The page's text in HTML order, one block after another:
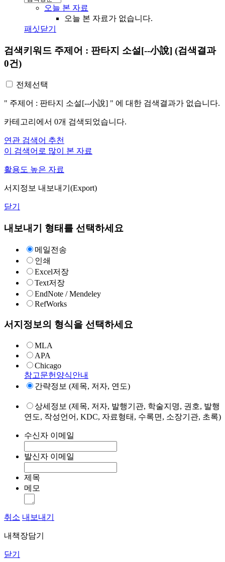
오늘 본 자료
오늘 본 자료가 없습니다.
패싯닫기
검색키워드 주제어 : 판타지 소설[--小說] (검색결과
0건)
전체선택
" 주제어 : 판타지 소설[--小說] " 에 대한 검색결과가 없습니다.
카테고리에서 0개 검색되었습니다.
연관 검색어 추천
이 검색어로 많이 본 자료
활용도 높은 자료
서지정보 내보내기(Export)
닫기
내보내기 형태를 선택하세요
메일전송
인쇄
Excel저장
Text저장
EndNote / Mendeley
RefWorks
서지정보의 형식을 선택하세요
MLA
APA
Chicago
참고문헌양식안내
간략정보 (제목, 저자, 연도)
상세정보 (제목, 저자, 발행기관, 학술지명, 권호, 발행
연도, 작성언어, KDC, 자료형태, 수록면, 소장기관, 초록)
수신자 이메일
발신자 이메일
제목
메모
취소 내보내기
내책장담기
닫기